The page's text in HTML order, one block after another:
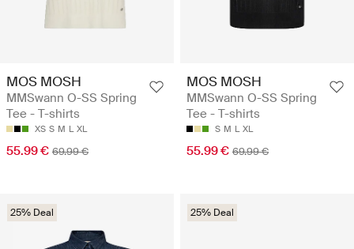
MOS MOSH
MMSwann O-SS Spring
Tee - T-shirts
XS S M L XL
55.99 € 69.99 €
MOS MOSH
MMSwann O-SS Spring
Tee - T-shirts
S M L XL
55.99 € 69.99 €
25% Deal 25% Deal